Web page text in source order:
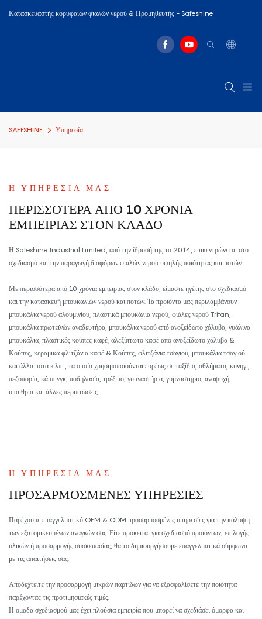
Κατασκευαστής κορυφαίων φιαλών νερού & Προμηθευτής - Safeshine
SAFESHINE Υπηρεσία
Η ΥΠΗΡΕΣΊΑ ΜΑΣ
ΠΕΡΙΣΣΌΤΕΡΑ ΑΠΌ 10 ΧΡΌΝΙΑ
ΕΜΠΕΙΡΊΑΣ ΣΤΟΝ ΚΛΆΔΟ
Η Safeshine Industrial Limited, από την ίδρυσή της το 2014, επικεντρώνεται στο
σχεδιασμό και την παραγωγή διαφόρων φιαλών νερού υψηλής ποιότητας και ποτών.
Με περισσότερα από 10 χρόνια εμπειρίας στον κλάδο, είμαστε ηγέτης στο σχεδιασμό
και την κατασκευή μπουκαλιών νερού και ποτών. Τα προϊόντα μας περιλαμβάνουν
μπουκάλια νερού αλουμινίου, πλαστικά μπουκάλια νερού, φιάλες νερού Tritan,
μπουκάλια πρωτεϊνών αναδευτήρα, μπουκάλια νερού από ανοξείδωτο χάλυβα, γυάλινα
μπουκάλια, πλαστικές κούπες καφέ, αλεξίπτωτο καφέ από ανοξείδωτο χάλυβα &
Κούπες, κεραμικά φλιτζάνια καφέ & Κούπες, φλιτζάνια τσαγιού, μπουκάλια τσαγιού
και άλλα ποτά κ.λπ.
, τα οποία χρησιμοποιούνται ευρέως σε ταξίδια, αθλήματα, κυνήγι,
πεζοπορία, κάμπινγκ, ποδηλασία, τρέξιμο, γυμναστήρια, γυμναστήριο, αναψυχή,
υπαίθρια και άλλες περιπτώσεις.
Η ΥΠΗΡΕΣΊΑ ΜΑΣ
ΠΡΟΣΑΡΜΟΣΜΈΝΕΣ ΥΠΗΡΕΣΊΕΣ
Παρέχουμε επαγγελματικό OEM & ODM προσαρμοσμένες υπηρεσίες για την κάλυψη
των εξατομικευμένων αναγκών σας. Είτε πρόκειται για σχεδιασμό προϊόντων, επιλογής
υλικών ή προσαρμογής συσκευασίας, θα το δημιουργήσουμε επαγγελματικά σύμφωνα
με τις απαιτήσεις σας.
Αποδεχτείτε την προσαρμογή μικρών παρτίδων για να εξασφαλίσετε την ποιότητα
παρέχοντας τις προτιμησιακές τιμές.
Η ομάδα σχεδιασμού μας έχει πλούσια εμπειρία που μπορεί να σχεδιάσει όμορφα και